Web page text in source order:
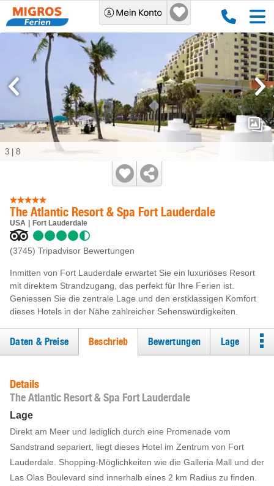
The Atlantic Resort & Spa Fort Lauderdale
USA Fort Lauderdale
(3745) Tripadvisor Bewertungen
Inmitten von Fort Lauderdale erwartet Sie ein luxuriöses Resort
mit direktem Strandzugang, das perfekt für Ihre Ferien ist.
Geniessen Sie die zentrale Lage und den erstklassigen Komfort
dieses Hotels in der Nähe zahlreicher Sehenswürdigkeiten.
3 8
Daten & Preise Beschrieb Bewertungen Lage
Details
The Atlantic Resort & Spa Fort Lauderdale
Lage
Direkt am Meer und lediglich durch eine Promenade vom
Sandstrand separiert, liegt dieses Hotel im Zentrum von Fort
Lauderdale. Shopping-Möglichkeiten wie die Galleria Mall und der
Las Olas Boulevard sind innerhalb eines 2 km Radius zu finden.